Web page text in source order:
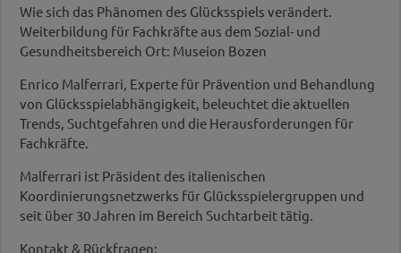
Wie sich das Phänomen des Glücksspiels verändert.
Weiterbildung für Fachkräfte aus dem Sozial- und
Gesundheitsbereich Ort: Museion Bozen
Enrico Malferrari, Experte für Prävention und Behandlung
von Glücksspielabhängigkeit, beleuchtet die aktuellen
Trends, Suchtgefahren und die Herausforderungen für
Fachkräfte.
Malferrari ist Präsident des italienischen
Koordinierungsnetzwerks für Glücksspielergruppen und
seit über 30 Jahren im Bereich Suchtarbeit tätig.
Kontakt & Rückfragen: